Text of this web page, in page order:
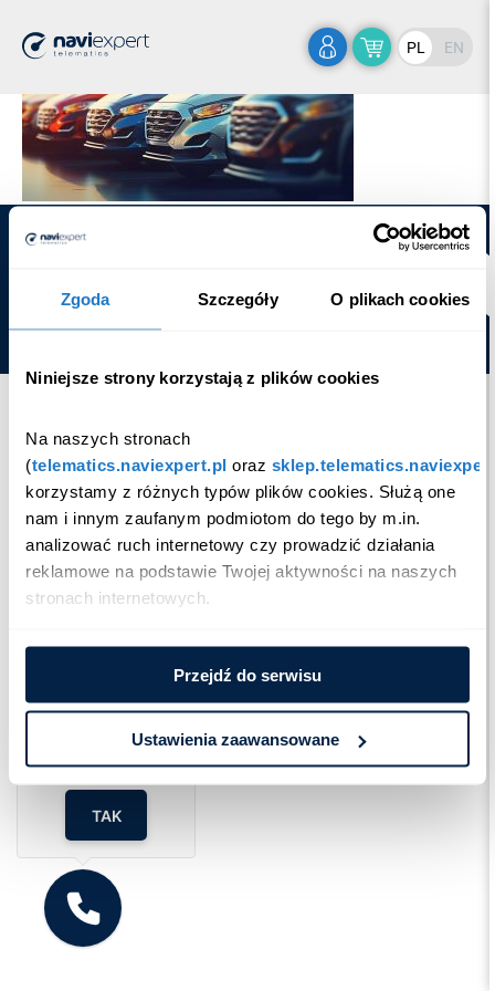
Zgoda Szczegóły O plikach cookies
Niniejsze strony korzystają z plików cookies
Na naszych stronach
(telematics.naviexpert.pl oraz
korzystamy z różnych typów plików cookies. Służą one
nam i innym zaufanym podmiotom do tego by m.in.
analizować ruch internetowy czy prowadzić działania
reklamowe na podstawie Twojej aktywności na naszych
stronach internetowych.
Przejdź do serwisu
Ustawienia zaawansowane
PL EN
Copyright © Emapa Telematics.
Czy chcesz,
do Ciebie za darmo
w28sekund?
TAK